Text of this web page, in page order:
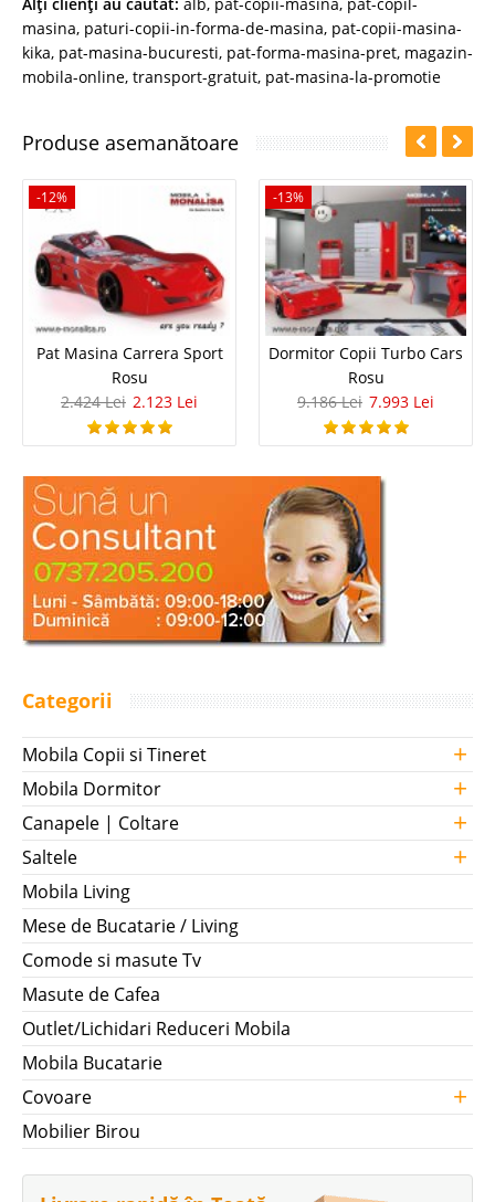
masina, paturi-copii-in-forma-de-masina, pat-copii-masina-
kika, pat-masina-bucuresti, pat-forma-masina-pret, magazin-
mobila-online, transport-gratuit, pat-masina-la-promotie
Produse asemanătoare
-12%
Pat Masina Carrera Sport
Rosu
2.424 Lei 2.123 Lei
-13%
Dormitor Copii Turbo Cars
Rosu
9.186 Lei 7.993 Lei
Categorii
Mobila Copii si Tineret +
Mobila Dormitor +
Canapele | Coltare +
Saltele +
Mobila Living
Mese de Bucatarie / Living
Comode si masute Tv
Masute de Cafea
Outlet/Lichidari Reduceri Mobila
Mobila Bucatarie
Covoare
+
Mobilier Birou